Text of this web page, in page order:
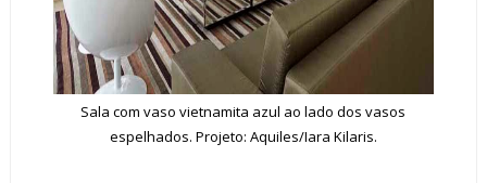
Sala com vaso vietnamita azul ao lado dos vasos
espelhados. Projeto: Aquiles/Iara Kilaris.